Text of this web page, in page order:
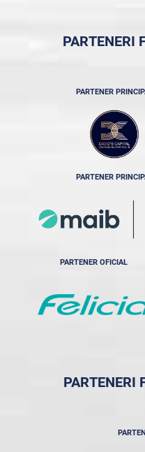
PARTENERI
PARTENER
PARTENER
PARTENER OFICIAL
PARTENERI